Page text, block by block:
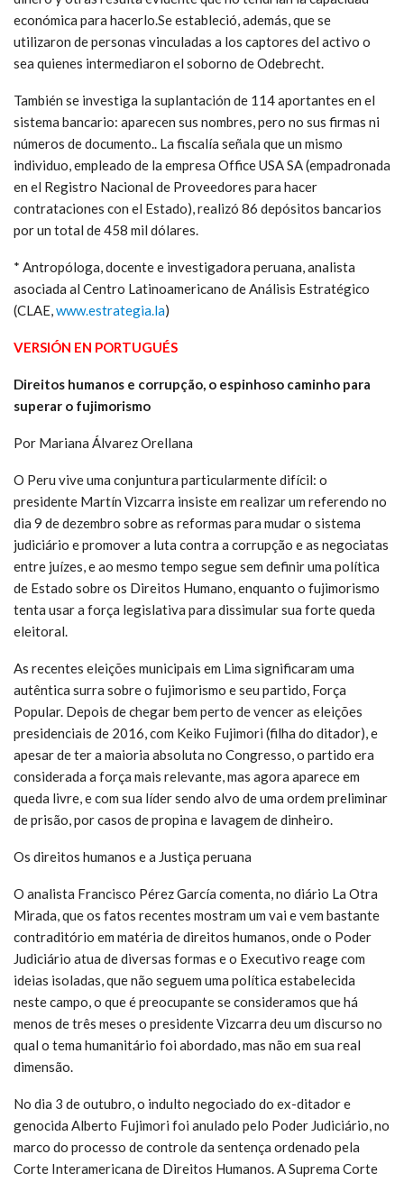
económica para hacerlo.Se estableció, además, que se
utilizaron de personas vinculadas a los captores del activo o
sea quienes intermediaron el soborno de Odebrecht.
También se investiga la suplantación de 114 aportantes en el
sistema bancario: aparecen sus nombres, pero no sus firmas ni
números de documento.. La fiscalía señala que un mismo
individuo, empleado de la empresa Office USA SA (empadronada
en el Registro Nacional de Proveedores para hacer
contrataciones con el Estado), realizó 86 depósitos bancarios
por un total de 458 mil dólares.
* Antropóloga, docente e investigadora peruana, analista
asociada al Centro Latinoamericano de Análisis Estratégico
(CLAE,www.estrategia.la)
VERSIÓN EN PORTUGUÉS
Direitos humanos e corrupção, o espinhoso caminho para
superar o fujimorismo
Por Mariana Álvarez Orellana
O Peru vive uma conjuntura particularmente difícil: o
presidente Martín Vizcarra insiste em realizar um referendo no
dia 9 de dezembro sobre as reformas para mudar o sistema
judiciário e promover a luta contra a corrupção e as negociatas
entre juízes, e ao mesmo tempo segue sem definir uma política
de Estado sobre os Direitos Humano, enquanto o fujimorismo
tenta usar a força legislativa para dissimular sua forte queda
eleitoral.
As recentes eleições municipais em Lima significaram uma
autêntica surra sobre o fujimorismo e seu partido, Força
Popular. Depois de chegar bem perto de vencer as eleições
presidenciais de 2016, com Keiko Fujimori (filha do ditador), e
apesar de ter a maioria absoluta no Congresso, o partido era
considerada a força mais relevante, mas agora aparece em
queda livre, e com sua líder sendo alvo de uma ordem preliminar
de prisão, por casos de propina e lavagem de dinheiro.
Os direitos humanos e a Justiça peruana
O analista Francisco Pérez García comenta, no diário La Otra
Mirada, que os fatos recentes mostram um vai e vem bastante
contraditório em matéria de direitos humanos, onde o Poder
Judiciário atua de diversas formas e o Executivo reage com
ideias isoladas, que não seguem uma política estabelecida
neste campo, o que é preocupante se consideramos que há
menos de três meses o presidente Vizcarra deu um discurso no
qual o tema humanitário foi abordado, mas não em sua real
dimensão.
No dia 3 de outubro, o indulto negociado do ex-ditador e
genocida Alberto Fujimori foi anulado pelo Poder Judiciário, no
marco do processo de controle da sentença ordenado pela
Corte Interamericana de Direitos Humanos. A Suprema Corte